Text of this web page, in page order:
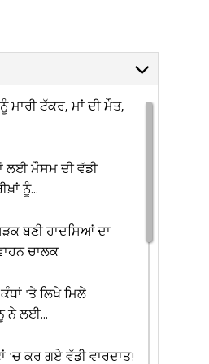
ਟੱਕਰ, ਮਾਂ ਦੀ ਮੌਤ,
ਲਈ ਮੌਸਮ ਦੀ ਵੱਡੀ
ਨੂੰ...
ਬਣੀ ਹਾਦਸਿਆਂ ਦਾ
ਚਾਲਕ
'ਤੇ ਲਿਖੇ ਮਿਲੇ
ਨੇ ਲਈ...
'ਚ ਕਰ ਗਏ ਵੱਡੀ ਵਾਰਦਾਤ!